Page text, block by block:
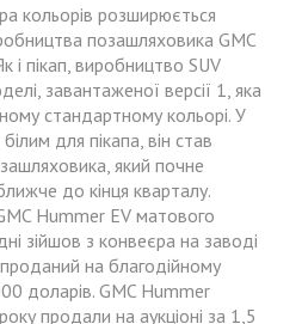
кольорів розширюється
позашляховика GMC
і пікап, виробництво SUV
завантаженої версії 1, яка
стандартному кольорі. У
для пікапа, він став
який почне
до кінця кварталу.
Hummer EV матового
зійшов з конвеєра на заводі
на благодійному
доларів. GMC Hummer
продали на аукціоні за 1,5